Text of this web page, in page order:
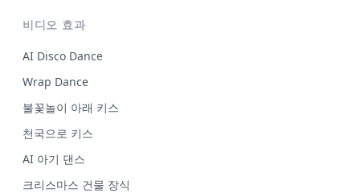
비디오 효과
AI Disco Dance
Wrap Dance
불꽃놀이 아래 키스
천국으로 키스
AI 아기 댄스
크리스마스 건물 장식